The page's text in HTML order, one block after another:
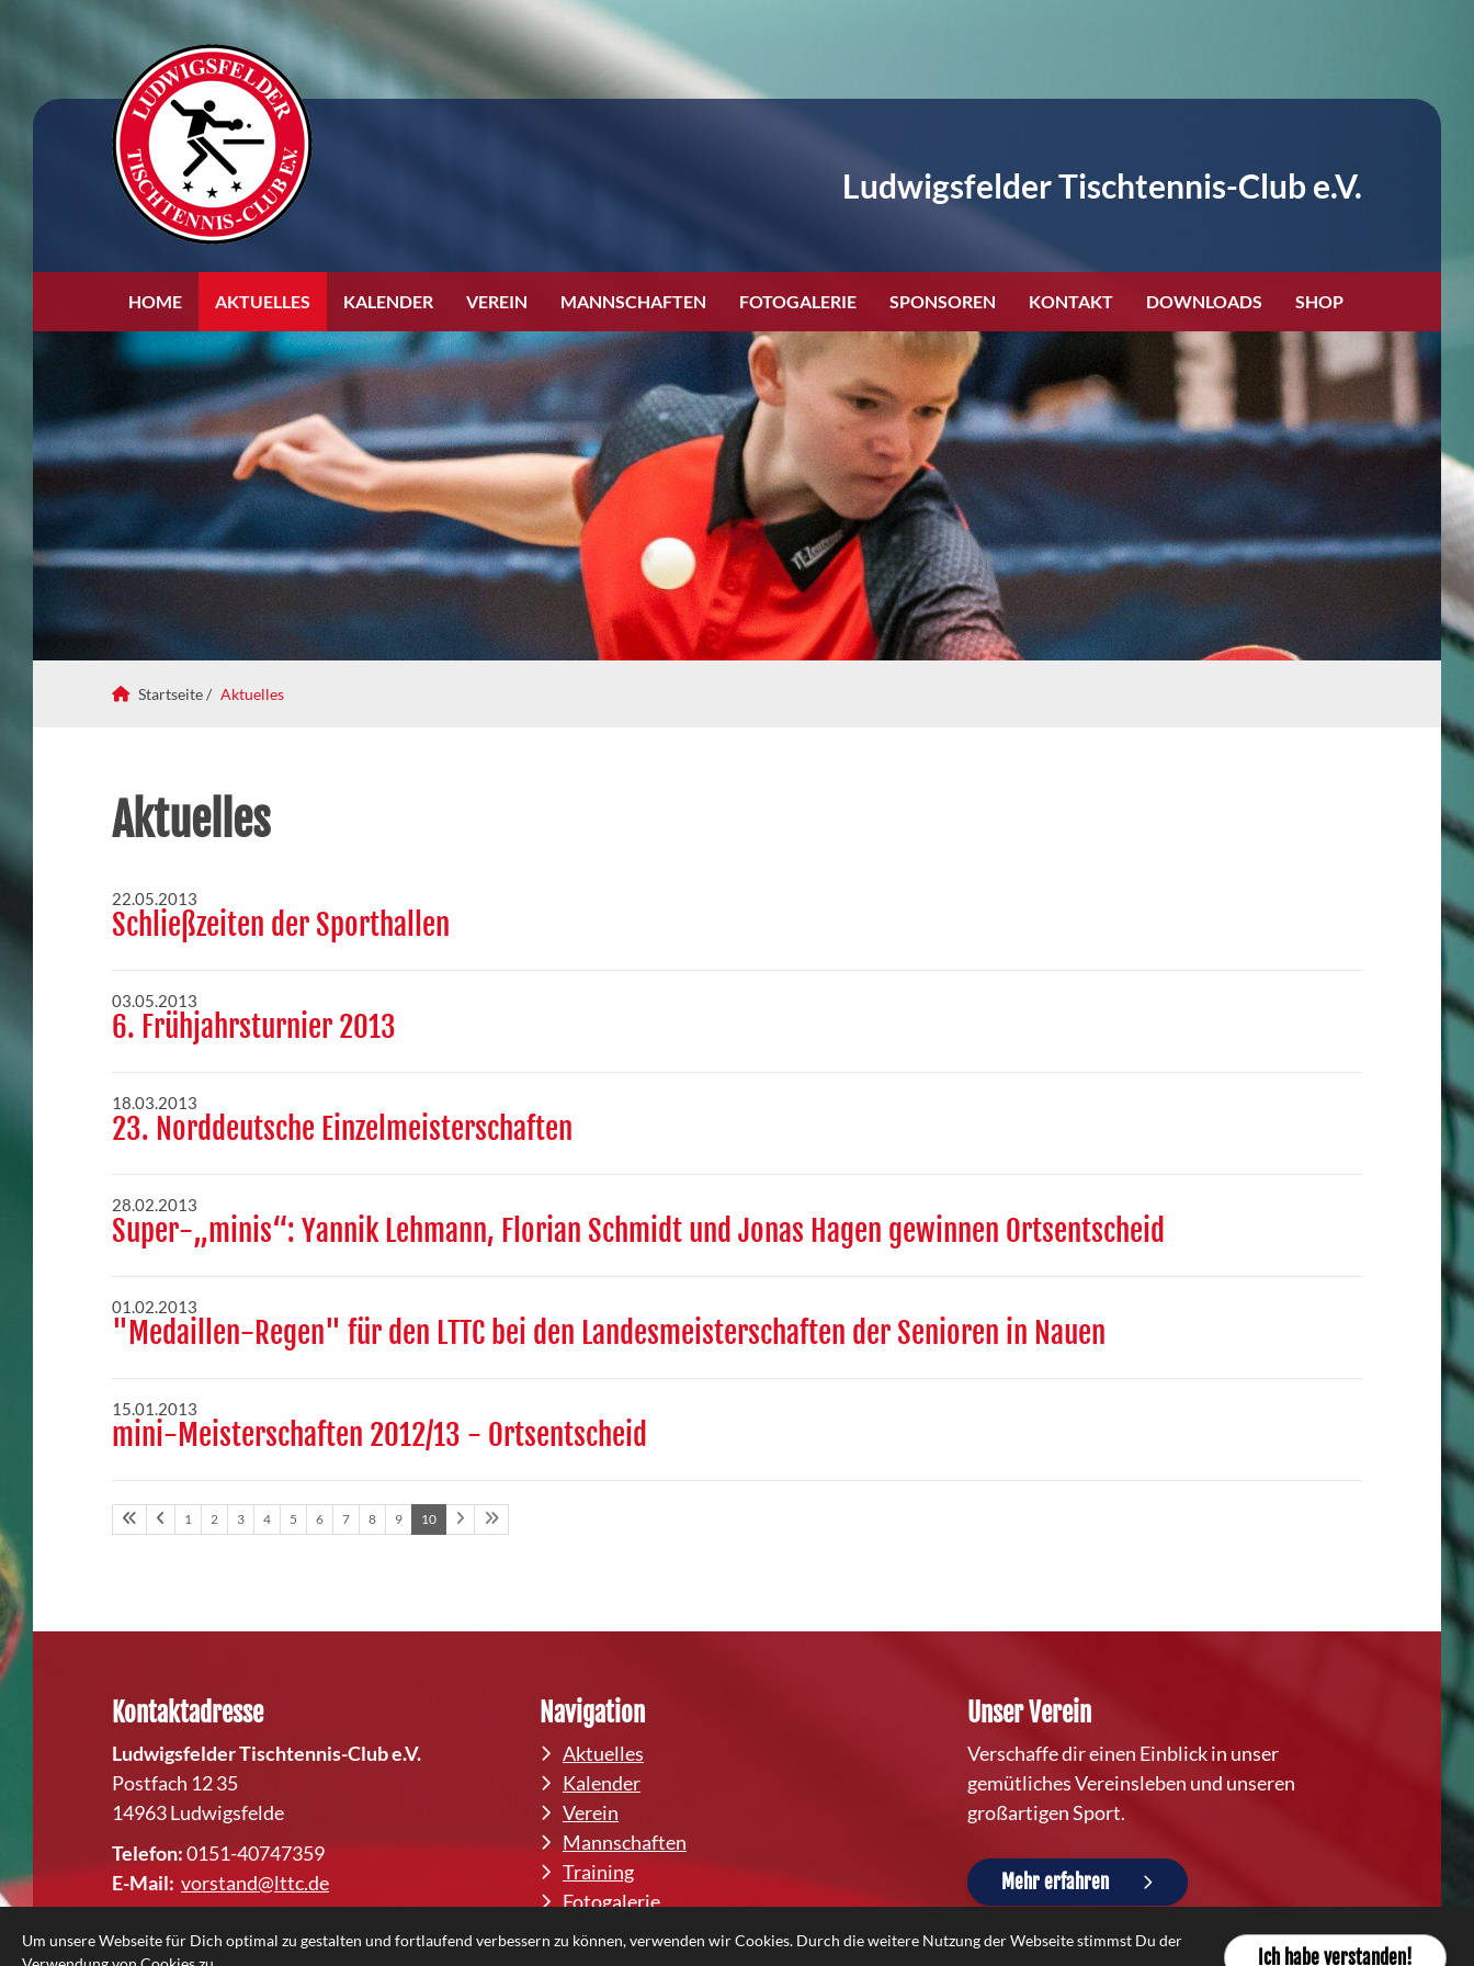
Ludwigsfelder Tischtennis-Club e.V.
HOME AKTUELLES KALENDER VEREIN MANNSCHAFTEN FOTOGALERIE SPONSOREN KONTAKT DOWNLOADS SHOP
Startseite / Aktuelles
Aktuelles
22.05.2013
Schließzeiten der Sporthallen
03.05.2013
6. Frühjahrsturnier 2013
18.03.2013
23. Norddeutsche Einzelmeisterschaften
28.02.2013
Super-„minis“: Yannik Lehmann, Florian Schmidt und Jonas Hagen gewinnen Ortsentscheid
01.02.2013
"Medaillen-Regen" für den LTTC bei den Landesmeisterschaften der Senioren in Nauen
15.01.2013
mini-Meisterschaften 2012/13 - Ortsentscheid
1 2 3 4 5 6 7 8 9 10
Kontaktadresse
Ludwigsfelder Tischtennis-Club e.V.
Postfach 12 35
14963 Ludwigsfelde
Telefon:0151-40747359
E-Mail: vorstand@lttc.de
Navigation
Aktuelles
Kalender
Verein
Mannschaften
Training
Fotogalerie
Downloads
Unser Verein
Verschaffe dir einen Einblick in unser
gemütliches Vereinsleben und unseren
großartigen Sport.
Mehr erfahren
Ich habe verstanden!
Um unsere Webseite für Dich optimal zu gestalten und fortlaufend verbessern zu können, verwenden wir Cookies. Durch die weitere Nutzung der Webseite stimmst Du der